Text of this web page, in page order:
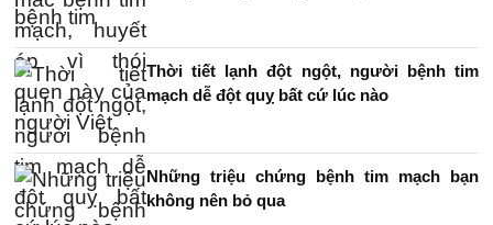
Thời tiết lạnh đột ngột, người bệnh tim
mạch dễ đột quỵ bất cứ lúc nào
Những triệu chứng bệnh tim mạch bạn
không nên bỏ qua